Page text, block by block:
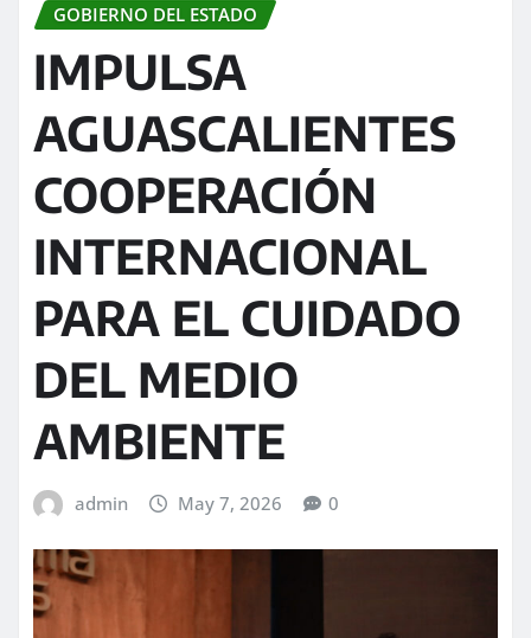
GOBIERNO DEL ESTADO
IMPULSA
AGUASCALIENTES
COOPERACIÓN
INTERNACIONAL
PARA EL CUIDADO
DEL MEDIO
AMBIENTE
admin May 7, 2026 0